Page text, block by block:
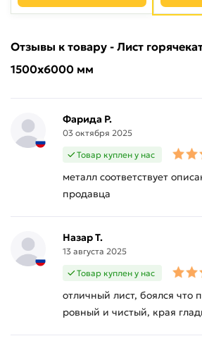
Отзывы к товару - Лист
1500х6000 мм
Фарида Р.
03 октября 2025
Товар куплен у нас
металл соответствует
продавца
Назар Т.
13 августа 2025
Товар куплен у нас
отличный лист, боялся что
ровный и чистый, края